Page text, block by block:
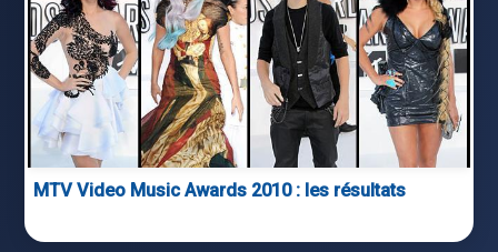
MTV Video Music Awards 2010 : les résultats